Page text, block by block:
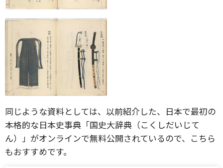
同じような資料としては、以前紹介した、日本で最初の
本格的な日本史事典「国史大辞典（こくしだいじて
ん）」がオンラインで無料公開されているので、こちら
もおすすめです。